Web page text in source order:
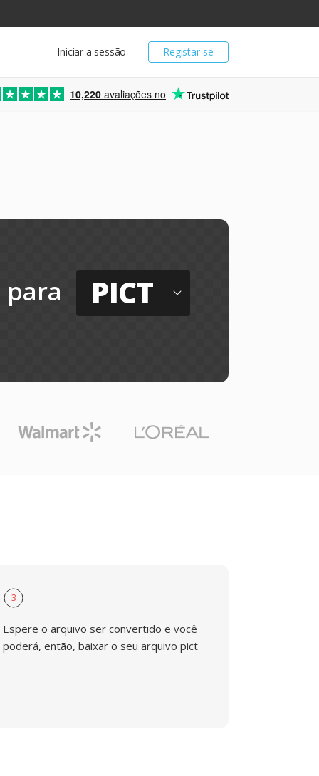
Registar-se
Iniciar a sessão
10,220 avaliações no
para PICT
3
Espere o arquivo ser convertido e você
poderá, então, baixar o seu arquivo pict